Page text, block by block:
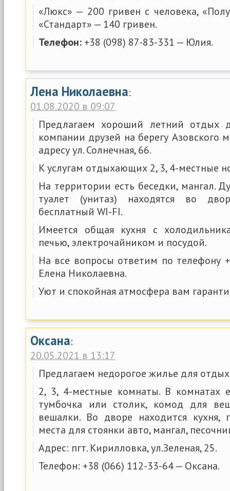
«Люкс» — 200 гривен с человека,
«Стандарт» — 140 гривен.
Телефон: +38 (098) 87-83-331 — Юлия.
Лена Николаевна:
01.08.2020 в 09:07
Предлагаем хороший летний отдых
компании друзей на берегу Азовского
адресу ул. Солнечная, 66.
К услугам отдыхающих 2, 3, 4-местные
На территории есть беседки, мангал.
туалет (унитаз) находятся во
бесплатный WI-FI.
Имеется общая кухня с
печью, электрочайником и посудой.
На все вопросы ответим по телефону
Елена Николаевна.
Уют и спокойная атмосфера вам
Оксана:
20.05.2021 в 13:17
Предлагаем недорогое жилье для
2, 3, 4-местные комнаты. В комнатах
тумбочка или столик, комод для
вешалки. Во дворе находится кухня,
места для стоянки авто, мангал,
Адрес: пгт. Кирилловка, ул.Зеленая, 25.
Телефон: +38 (066) 112-33-64 — Оксана.